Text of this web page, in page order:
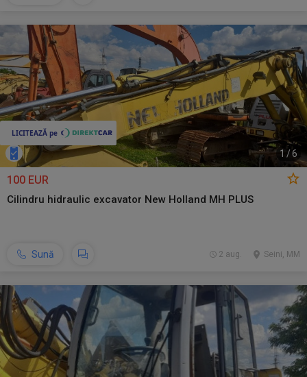
1 /6
100 EUR
Cilindru hidraulic excavator New Holland MH PLUS
Sună Seini, MM
2 aug.